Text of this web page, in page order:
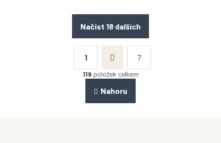
O
v
l
á
Načíst 18 dalších
r
n
o
1 7
119 položek celkem
Nahoru